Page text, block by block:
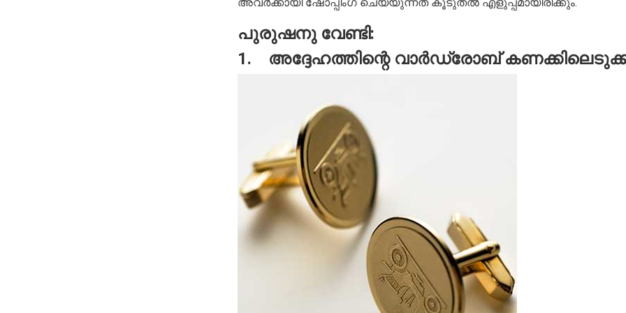
അവർക്കായി ഷോപ്പിംഗ് ചെയ്യുന്നത് കൂടുതൽ എളുപ്പമായിരിക്കും.
പുരുഷനു വേണ്ടി:
1. അദ്ദേഹത്തിന്റെ വാർഡ്രോബ്